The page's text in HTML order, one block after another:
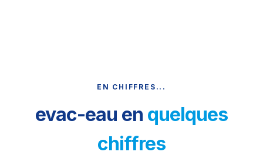
EN CHIFFRES...
evac-eau en quelques
chiffres